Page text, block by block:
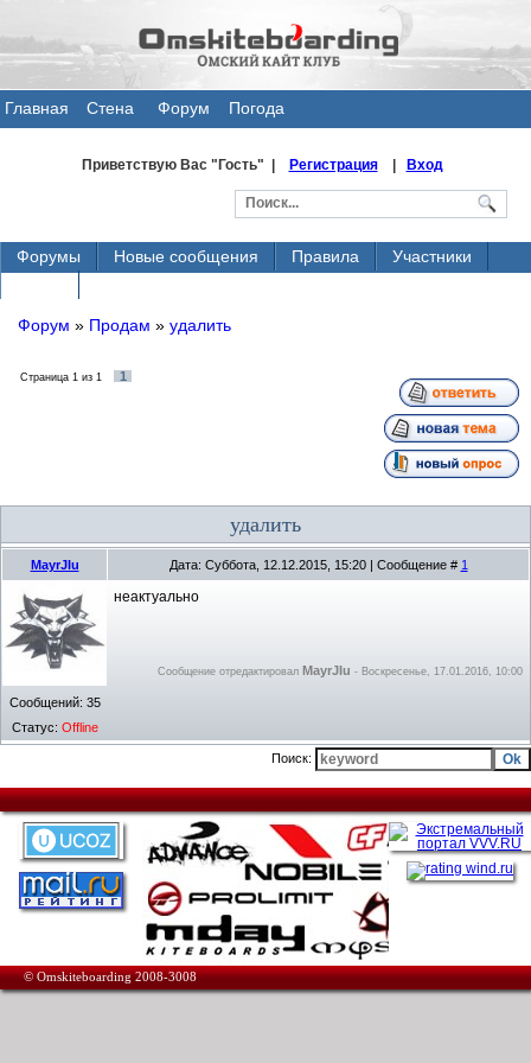
Главная
Стена
Форум Погода
Приветствую Вас"Гость" | Регистрация| Вход
Форумы Новые сообщения Правила
Участники
Форум » Продам » удалить
Страница 1 из 1 1
удалить
MayrJIu Дата: Суббота, 12.12.2015, 15:20 | Сообщение # 1
Сообщений: 35
Статус: Offline
неактуально
Сообщение отредактировал MayrJIu - Воскресенье, 17.01.2016, 10:00
Поиск:
© Omskiteboarding 2008-3008